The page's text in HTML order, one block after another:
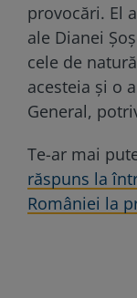
provocări. El
ale Dianei
cele de
acesteia și o
General,
Te-ar mai
răspuns la
României la